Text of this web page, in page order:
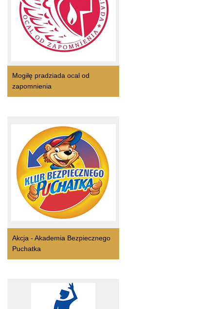
Mogiłę pradziada ocal od
zapomnienia
Akcja - Akademia Bezpiecznego
Puchatka